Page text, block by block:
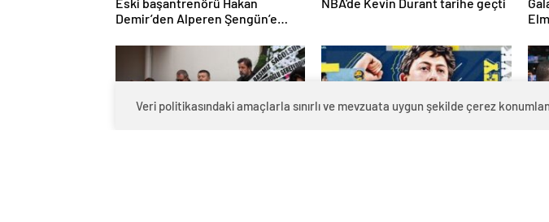
Eski başantrenörü Hakan
övgü
Veri politikasındaki amaçlarla sınırlı ve mevzuata uygun şekilde çerez